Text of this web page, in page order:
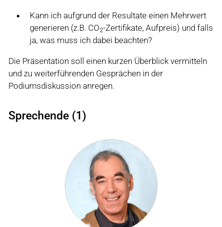
Kann ich aufgrund der Resultate einen Mehrwert
generieren (z.B. CO2-Zertifikate, Aufpreis) und falls
ja, was muss ich dabei beachten?
Die Präsentation soll einen kurzen Überblick vermitteln
und zu weiterführenden Gesprächen in der
Podiumsdiskussion anregen.
Sprechende (1)